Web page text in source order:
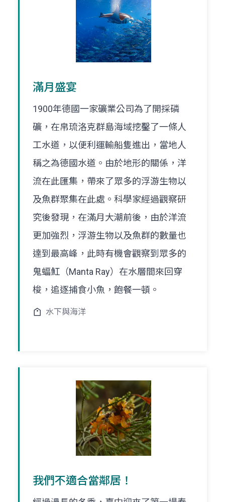
滿月盛宴
1900年德國一家礦業公司為了開採磷
礦，在帛琉洛克群島海域挖鑿了一條人
工水道，以便利運輸船隻進出，當地人
稱之為德國水道。由於地形的關係，洋
流在此匯集，帶來了眾多的浮游生物以
及魚群聚集在此處。科學家經過觀察研
究後發現，在滿月大潮前後，由於洋流
更加強烈，浮游生物以及魚群的數量也
達到最高峰，此時有機會觀察到眾多的
鬼蝠魟（Manta Ray）在水層間來回穿
梭，追逐捕食小魚，飽餐一頓。
水下與海洋
我們不適合當鄰居！